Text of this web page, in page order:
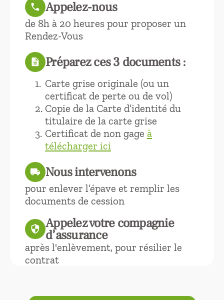
call Appelez-nous
de 8h à 20 heures pour proposer un
Rendez-Vous
description Préparez ces 3 documents :
Carte grise originale (ou un
certificat de perte ou de vol)
Copie de la Carte d’identité du
titulaire de la carte grise
Certificat de non gage à
télécharger ici
local_shipping Nous intervenons
pour enlever l’épave et remplir les
documents de cession
security Appelez votre compagnie
d’assurance
après l'enlèvement, pour résilier le
contrat